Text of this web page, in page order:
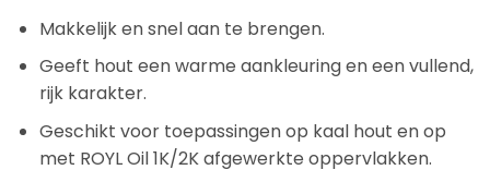
Makkelijk en snel aan te brengen.
Geeft hout een warme aankleuring en een vullend,
rijk karakter.
Geschikt voor toepassingen op kaal hout en op
met ROYL Oil 1K/2K afgewerkte oppervlakken.